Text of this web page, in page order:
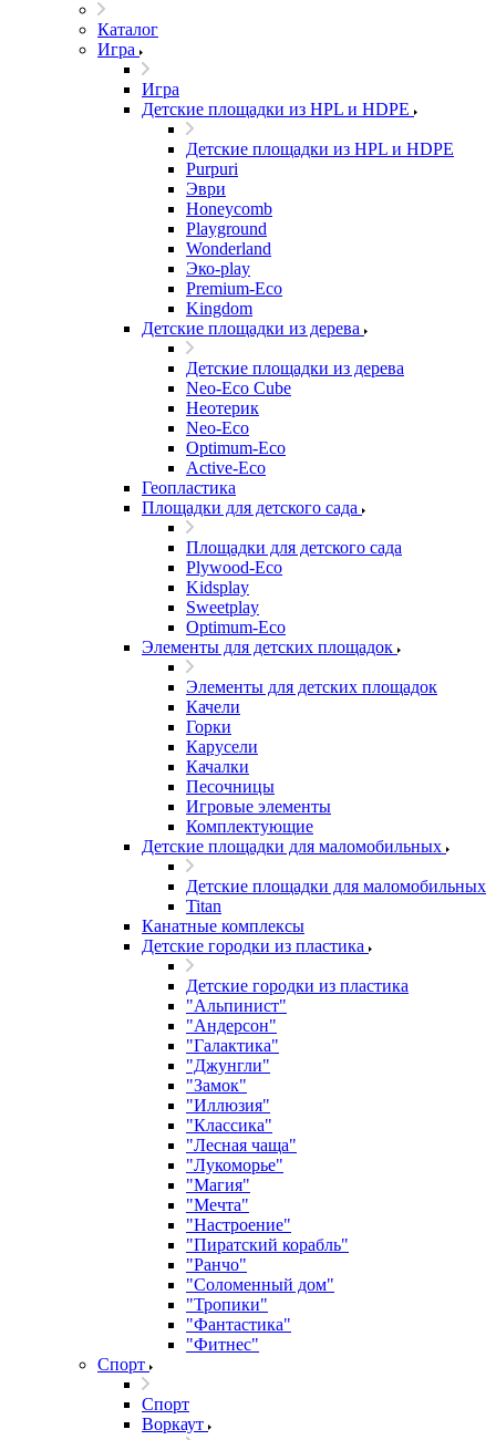
Каталог
Игра
Игра
Детские площадки из HPL и HDPE
Детские площадки из HPL и HDPE
Purpuri
Эври
Honeycomb
Playground
Wonderland
Эко-play
Premium-Eco
Kingdom
Детские площадки из дерева
Детские площадки из дерева
Neo-Eco Cube
Неотерик
Neo-Eco
Оptimum-Еco
Active-Eco
Геопластика
Площадки для детского сада
Площадки для детского сада
Plywood-Eco
Kidsplay
Sweetplay
Оptimum-Еco
Элементы для детских площадок
Элементы для детских площадок
Качели
Горки
Карусели
Качалки
Песочницы
Игровые элементы
Комплектующие
Детские площадки для маломобильных
Детские площадки для маломобильных
Titan
Канатные комплексы
Детские городки из пластика
Детские городки из пластика
"Альпинист"
"Андерсон"
"Галактика"
"Джунгли"
"Замок"
"Иллюзия"
"Классика"
"Лесная чаща"
"Лукоморье"
"Магия"
"Мечта"
"Настроение"
"Пиратский корабль"
"Ранчо"
"Соломенный дом"
"Тропики"
"Фантастика"
"Фитнес"
Спорт
Спорт
Воркаут